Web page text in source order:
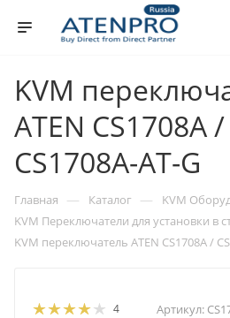
KVM
ATEN CS1708A /
CS1708A-AT-G
Главная — Каталог — KVM
KVM Переключатели для установки в
KVM переключатель ATEN CS1708A /
4 Артикул: